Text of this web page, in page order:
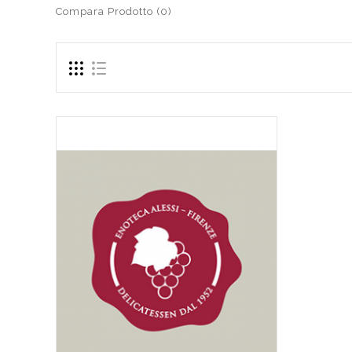
Compara Prodotto (0)